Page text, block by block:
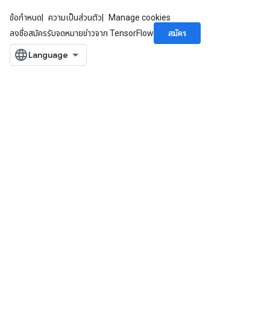
ข้อกำหนด ความเป็นส่วนตัว
Manage cookies
ลงชื่อสมัครรับจดหมายข่าวจาก TensorFlow
สมัคร